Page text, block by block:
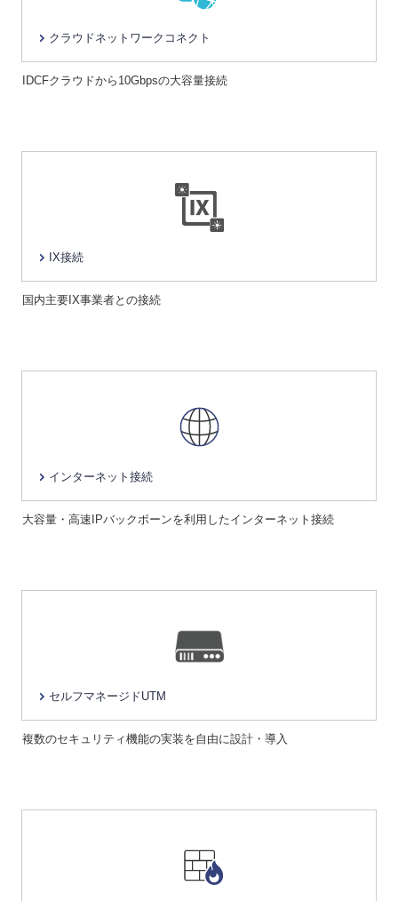
クラウドネットワークコネクト
IDCFクラウドから10Gbpsの大容量接続
IX接続
国内主要IX事業者との接続
インターネット接続
大容量・高速IPバックボーンを利用したインターネット接続
セルフマネージドUTM
複数のセキュリティ機能の実装を自由に設計・導入